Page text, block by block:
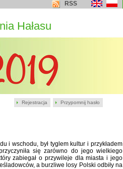
Rejestracja Przypomnij hasło
RSS
Hałasu
i wschodu, był tyglem kultur i przykładem
się zarówno do jego wielkiego
zabiegał o przywileje dla miasta i jego
a burzliwe losy Polski odbiły na